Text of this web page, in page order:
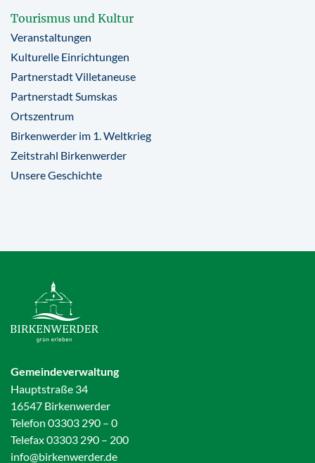
Tourismus und Kultur
Veranstaltungen
Kulturelle Einrichtungen
Partnerstadt Villetaneuse
Partnerstadt Sumskas
Ortszentrum
Birkenwerder im 1. Weltkrieg
Zeitstrahl Birkenwerder
Unsere Geschichte
Gemeindeverwaltung
Hauptstraße 34
16547 Birkenwerder
Telefon 03303 290 – 0
Telefax 03303 290 – 200
info@birkenwerder.de